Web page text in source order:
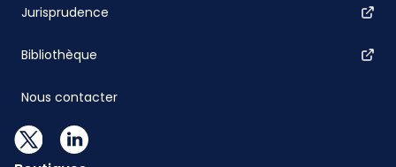
Jurisprudence
Bibliothèque
Nous contacter